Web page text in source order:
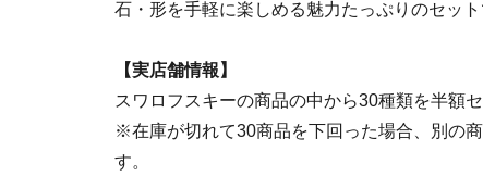
石・形を手軽に楽しめる魅力たっぷりのセット
【実店舗情報】
スワロフスキーの商品の中から30種類を半額セ
※在庫が切れて30商品を下回った場合、別の
す。